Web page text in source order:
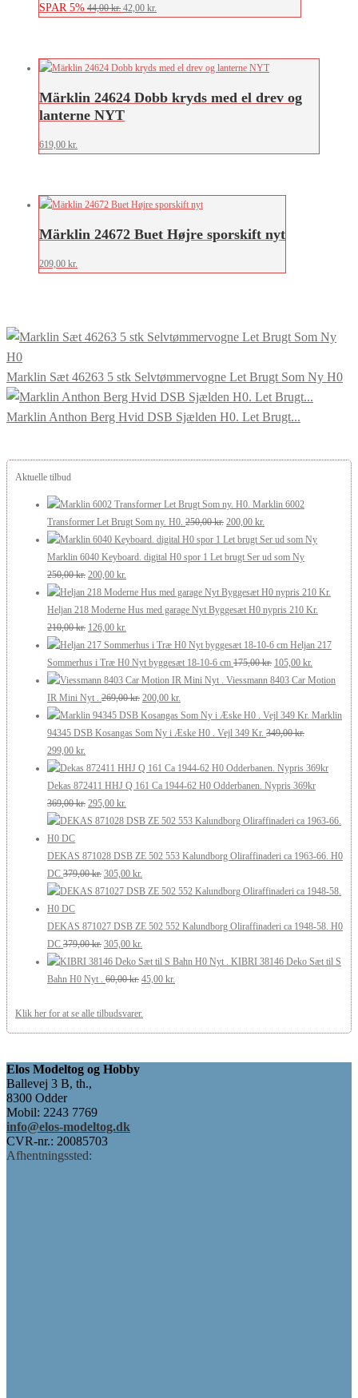
SPAR 5% 44,00kr. Den
var:
42,00 kr.
er:
Märklin 24624 Dobb kryds med el drev og
lanterne NYT
619,00 kr.
Märklin 24672 Buet Højre sporskift nyt
209,00 kr.
Marklin Sæt 46263 5 stk Selvtømmervogne Let Brugt Som Ny H0
Marklin Anthon Berg Hvid DSB Sjælden H0. Let Brugt...
Aktuelle tilbud
Marklin 6002
Transformer Let Brugt Som ny. H0. 250,00kr. Den
oprindelige
pris
250,00 kr..
200,00 kr.
aktuelle
pris
200,00 kr..
Marklin 6040 Keyboard. digital H0 spor 1 Let brugt Ser ud som Ny
250,00kr. Den
oprindelige
pris
var:
250,00 kr..
200,00 kr.
aktuelle
pris
200,00 kr..
Heljan 218 Moderne Hus med garage Nyt Byggesæt H0 nypris 210 Kr.
210,00kr. Den
oprindelige
pris
var:
210,00 kr..
126,00 kr.
aktuelle
pris
er:
126,00 kr..
Heljan 217
Sommerhus i Træ H0 Nyt byggesæt 18-10-6 cm 175,00kr. Den
oprindelige
var:
175,00 kr..
105,00 kr.
aktuelle
er:
105,00 kr..
Viessmann 8403 Car Motion
IR Mini Nyt .
269,00kr. Den
oprindelige
pris
269,00 kr..
200,00 kr.
aktuelle
pris
200,00 kr..
Marklin
94345 DSB Kosangas Som Ny i Æske H0 . Vejl 349 Kr. 349,00kr.
Den
oprindelige
pris
var:
349,00 kr..
299,00 kr.
aktuelle
pris
er:
299,00 kr..
Dekas 872411 HHJ Q 161 Ca 1944-62 H0 Odderbanen. Nypris 369kr
369,00kr. Den
oprindelige
var:
369,00 kr..
295,00 kr.
aktuelle
er:
295,00 kr..
DEKAS 871028 DSB ZE 502 553 Kalundborg Oliraffinaderi ca 1963-66. H0
DC 379,00kr. Den
oprindelige
var:
379,00 kr..
305,00 kr.
aktuelle
er:
DEKAS 871027 DSB ZE 502 552 Kalundborg Oliraffinaderi ca 1948-58. H0
DC 379,00kr. Den
oprindelige
pris
379,00 kr..
305,00 kr.
aktuelle
pris
KIBRI 38146 Deko Sæt til S
Bahn H0 Nyt .
60,00kr. Den
pris
var:
45,00 kr.
er:
Klik her for at se alle tilbudsvarer.
Elos Modeltog og Hobby
Ballevej 3 B, th.,
8300 Odder
Mobil: 2243 7769
info@elos-modeltog.dk
CVR-nr.: 20085703
Afhentningssted: